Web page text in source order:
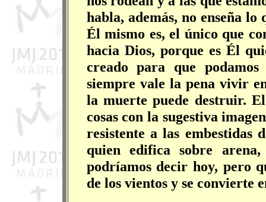
habla, además, no enseña
Él mismo es, el único que
hacia Dios, porque es Él
creado para que
siempre vale la pena vivir
la muerte puede destruir.
cosas con la sugestiva
resistente a las embestidas
quien edifica sobre
podríamos decir hoy, pero
de los vientos y se convierte